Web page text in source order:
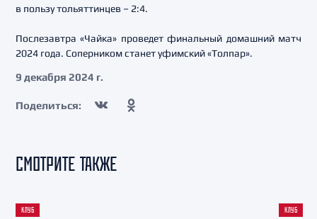
в пользу тольяттинцев – 2:4.
Послезавтра «Чайка» проведет финальный домашний матч
2024 года. Соперником станет уфимский «Толпар».
9 декабря 2024 г.
Поделиться:
СМОТРИТЕ ТАКЖЕ
КЛУБ КЛУБ